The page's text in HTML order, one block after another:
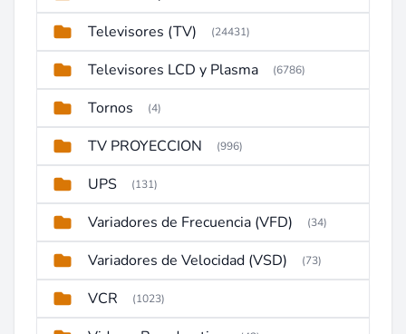
Televisores (TV) (24431)
Televisores LCD y Plasma (6786)
Tornos (4)
TV PROYECCION (996)
UPS (131)
Variadores de Frecuencia (VFD) (34)
Variadores de Velocidad (VSD) (73)
VCR (1023)